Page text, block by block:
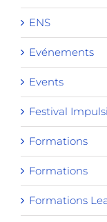
ENS
Evénements
Events
Festival
Formations
Formations
Formations